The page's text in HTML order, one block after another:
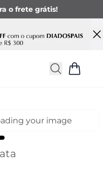
o frete grátis!
your image